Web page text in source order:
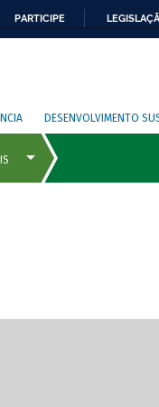
PARTICIPE
DESENVOLVIMENTO